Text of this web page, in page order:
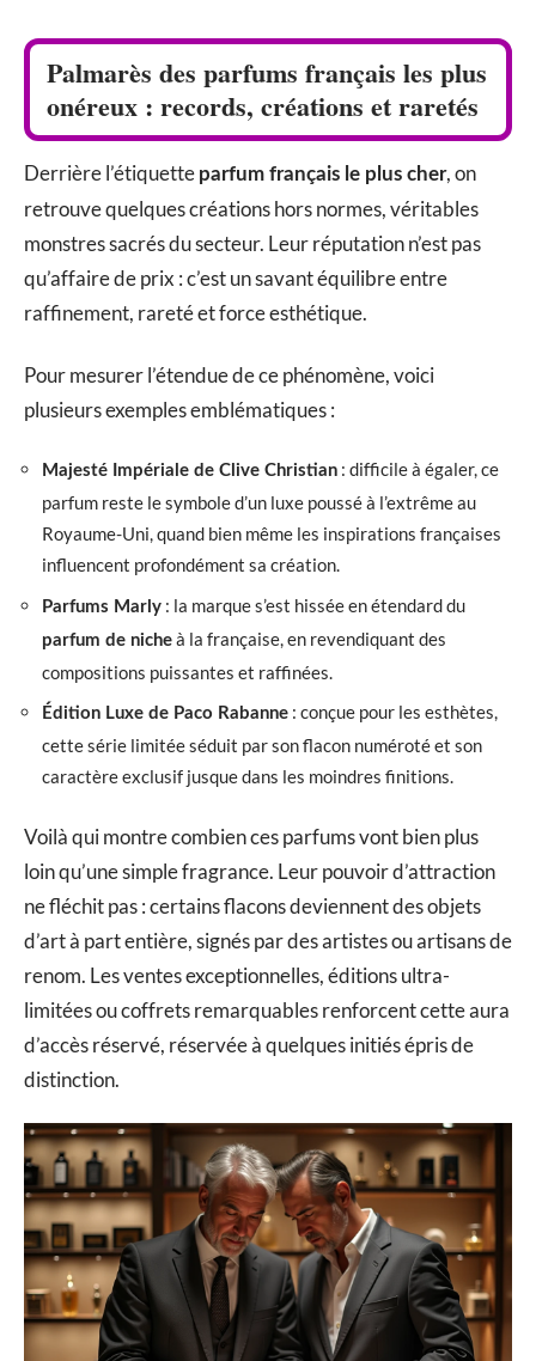
Palmarès des parfums français les plus
onéreux : records, créations et raretés
Derrière l’étiquette parfum français le plus cher, on
retrouve quelques créations hors normes, véritables
monstres sacrés du secteur. Leur réputation n’est pas
qu’affaire de prix : c’est un savant équilibre entre
raffinement, rareté et force esthétique.
Pour mesurer l’étendue de ce phénomène, voici
plusieurs exemples emblématiques :
Majesté Impériale de Clive Christian : difficile à égaler, ce
parfum reste le symbole d’un luxe poussé à l’extrême au
Royaume-Uni, quand bien même les inspirations françaises
influencent profondément sa création.
Parfums Marly : la marque s’est hissée en étendard du
parfum de niche à la française, en revendiquant des
compositions puissantes et raffinées.
Édition Luxe de Paco Rabanne : conçue pour les esthètes,
cette série limitée séduit par son flacon numéroté et son
caractère exclusif jusque dans les moindres finitions.
Voilà qui montre combien ces parfums vont bien plus
loin qu’une simple fragrance. Leur pouvoir d’attraction
ne fléchit pas : certains flacons deviennent des objets
d’art à part entière, signés par des artistes ou artisans de
renom. Les ventes exceptionnelles, éditions ultra-
limitées ou coffrets remarquables renforcent cette aura
d’accès réservé, réservée à quelques initiés épris de
distinction.